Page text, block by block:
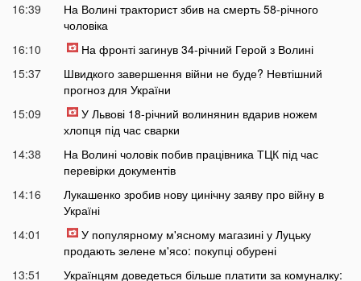
16:39
На Волині тракторист збив на смерть 58-річного
чоловіка
16:10
На фронті загинув 34-річний Герой з Волині
15:37
Швидкого завершення війни не буде? Невтішний
прогноз для України
15:09
У Львові 18-річний волинянин вдарив ножем
хлопця під час сварки
14:38
На Волині чоловік побив працівника ТЦК під час
перевірки документів
14:16
Лукашенко зробив нову цинічну заяву про війну в
Україні
14:01
У популярному м'ясному магазині у Луцьку
продають зелене м'ясо: покупці обурені
13:51
Українцям доведеться більше платити за комуналку: